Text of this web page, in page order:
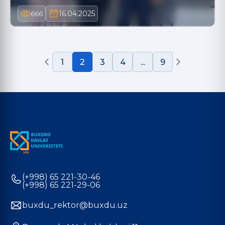
666 16.04.2025
1 2 3 4 ... 9
(+998) 65 221-30-46
(+998) 65 221-29-06
buxdu_rektor@buxdu.uz